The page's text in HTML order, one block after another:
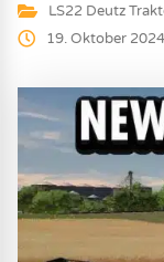
LS22 Deutz
19. Oktober 2024